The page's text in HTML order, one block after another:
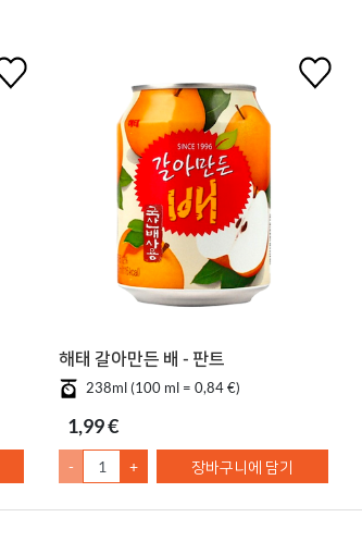
해태 갈아만든 배 - 판트
238ml (100 ml = 0,84 €)
1,99 €
- + 장바구니에 담기